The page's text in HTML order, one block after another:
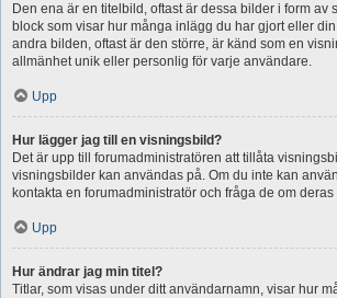
Den ena är en titelbild, oftast är dessa bilder i form av
block som visar hur många inlägg du har gjort eller
andra bilden, oftast är den större, är känd som en
allmänhet unik eller personlig för varje användare.
Upp
Hur lägger jag till en visningsbild?
Det är upp till forumadministratören att tillåta
visningsbilder kan användas på. Om du inte kan
kontakta en forumadministratör och fråga de om
Upp
Hur ändrar jag min titel?
Titlar, som visas under ditt användarnamn, visar hur